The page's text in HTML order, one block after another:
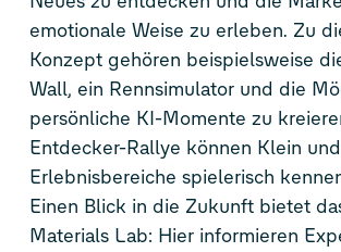
emotionale Weise zu erleben. Zu
Konzept gehören beispielsweise
Wall, ein Rennsimulator und die
persönliche KI-Momente zu
Entdecker-Rallye können Klein
Erlebnisbereiche spielerisch
Einen Blick in die Zukunft bietet
Materials Lab: Hier informieren